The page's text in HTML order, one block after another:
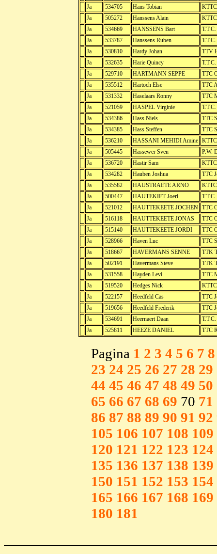
Ja
534705 Hans Tobian
Ja
505272 Hanssens Alain
KTTC
Ja
534669 HANSSENS Bart
Ja
533787 Hanssens Ruben
Ja
530810 Hardy Johan
TTV
Ja
532635 Harie Quincy
Ja
529710 HARTMANN SEPPE
TTC
Ja
535512 Hartoch Else
TTC
Ja
531332 Haselaars Ronny
TTC
Ja
521059 HASPEL Virginie
Ja
534386 Hass Niels
TTC
Ja
534385 Hass Steffen
TTC
Ja
536210 HASSANI MEHIDI Amine
Ja
505445 Hassewer Sven
P.W.
Ja
536720 Hastir Sam
Ja
534282 Hauben Joshua
TTC
Ja
535582 HAUSTRAETE ARNO
Ja
500447 HAUTEKIET Joeri
T.T.C.
Ja
521012 HAUTTEKEETE JOCHEN TTC
Ja
516118 HAUTTEKEETE JONAS
TTC
Ja
515140 HAUTTEKEETE JORDI
TTC
Ja
528966 Haven Luc
TTC
Ja
518667 HAVERMANS SENNE
TTK
Ja
502191 Havermans Steve
TTK
Ja
531558 Hayden Levi
TTC
Ja
519520 Hedges Nick
Ja
522157 Heedfeld Cas
TTC
Ja
519656 Heedfeld Frederik
TTC
Ja
534691 Heernaert Daan
Ja
525811 HEEZE DANIEL TTC
Pagina 1 2 3 4 5 6 7 8
23 24 25 26 27 28 29
44 45 46 47 48 49 50
65 66 67 68 69 70 71
86 87 88 89 90 91 92
105 106 107 108 109
120 121 122 123 124
135 136 137 138 139
150 151 152 153 154
165 166 167 168 169
180 181